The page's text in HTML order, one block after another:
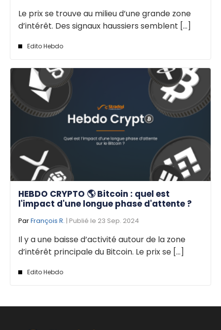
Le prix se trouve au milieu d’une grande zone
d’intérêt. Des signaux haussiers semblent [...]
Edito Hebdo
HEBDO CRYPTO 🌎 Bitcoin : quel est
l'impact d'une longue phase d'attente ?
ParFrançois R. | Publié le 23 Sep. 2024
Il y a une baisse d’activité autour de la zone
d’intérêt principale du Bitcoin. Le prix se [...]
Edito Hebdo